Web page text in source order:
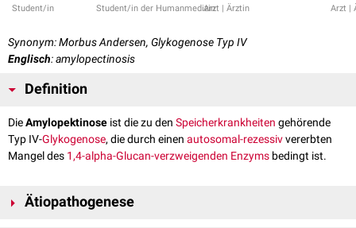
Student/in Student/in der HumanmedizinArzt | Ärztin Arzt |
Synonym: Morbus Andersen, Glykogenose Typ IV
Englisch: amylopectinosis
Definition
DieAmylopektinose ist die zu den Speicherkrankheiten gehörende
Typ IV-Glykogenose, die durch einen autosomal-rezessivvererbten
Mangel des 1,4-alpha-Glucan-verzweigenden Enzyms bedingt ist.
Ätiopathogenese